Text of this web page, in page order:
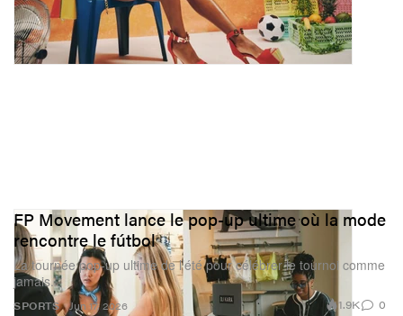
SPORTS
FP Movement lance le pop-up ultime où la mode
rencontre le fútbol
La tournée pop-up ultime de l’été pour célébrer le tournoi comme
jamais.
Jun 17, 2026 1.9K 0